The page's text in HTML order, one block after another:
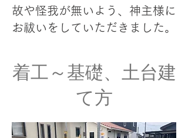
故や怪我が無いよう、神主様に
お祓いをしていただきました。
​着工～基礎、土台建
て方